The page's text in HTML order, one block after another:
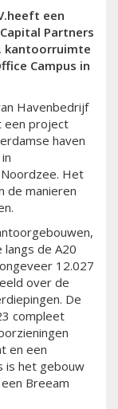
een
Partners
kantoorruimte
Campus in
Havenbedrijf
een project
haven
Het
de manieren
de A20
12.027
over de
De
compleet
en een
is het gebouw
Breeam